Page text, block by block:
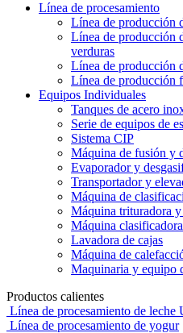
Línea de procesamiento
Línea de producción
Línea de producción
verduras
Línea de producción
Línea de producción
Equipos Individuales
Tanques de acero
Serie de equipos de
Sistema CIP
Máquina de fusión y
Evaporador y
Transportador y
Máquina de
Máquina trituradora
Máquina
Lavadora de cajas
Máquina de
Maquinaria y equipo
Productos calientes
Línea de procesamiento de leche
Línea de procesamiento de yogur